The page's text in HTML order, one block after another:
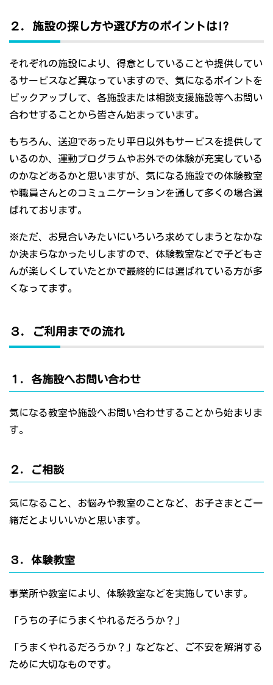
２．施設の探し方や選び方のポイントは!?
それぞれの施設により、得意としていることや提供してい
るサービスなど異なっていますので、気になるポイントを
ピックアップして、各施設または相談支援施設等へお問い
合わせすることから皆さん始まっています。
もちろん、送迎であったり平日以外もサービスを提供して
いるのか、運動プログラムやお外での体験が充実している
のかなどあるかと思いますが、気になる施設での体験教室
や職員さんとのコミュニケーションを通して多くの場合選
ばれております。
※ただ、お見合いみたいにいろいろ求めてしまうとなかな
か決まらなかったりしますので、体験教室などで子どもさ
んが楽しくしていたとかで最終的には選ばれている方が多
くなってます。
３．ご利用までの流れ
１．各施設へお問い合わせ
気になる教室や施設へお問い合わせすることから始まりま
す。
２．ご相談
気になること、お悩みや教室のことなど、お子さまとご一
緒だとよりいいかと思います。
３．体験教室
事業所や教室により、体験教室などを実施しています。
「うちの子にうまくやれるだろうか？」
「うまくやれるだろうか？」などなど、ご不安を解消する
ために大切なものです。